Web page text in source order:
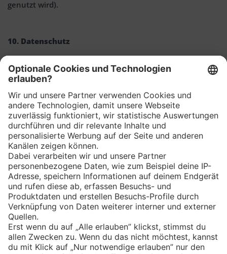
genutzt wird).
10. Datenschutz
Personenbezogene Daten werden von der PENNY-Markt
GmbH, Domstr. 20, 50668 Köln ausschließlich zur
Durchführung des Gewinnspiels gespeichert. Eine
Weitergabe der Daten an Dritte erfolgt grundsätzlich nur
mit folgenden Ausnahmen:
1. Es ist zu Durchführung des Gewinnspiels erforderlich
2. Es ist zur Gewinnanwendung notwendig (der jeweilige
PENNY DEL Clubs erhält die Daten der Gewinner).
Nach Beendigung des Gewinnspiels werden die
Personendaten gelöscht.
11. Haftungsausschluss
PENNY übernimmt keine Verantwortung für
Datenverluste, insbesondere solche, die auf dem Wege